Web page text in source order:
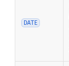
DATE